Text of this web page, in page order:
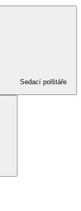
Sedací polštáře